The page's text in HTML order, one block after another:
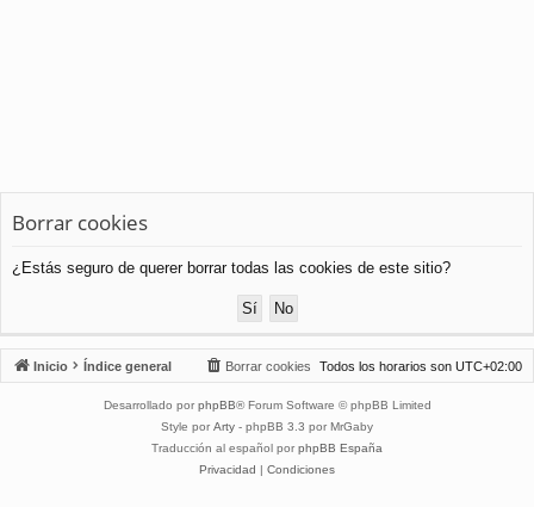
Borrar cookies
¿Estás seguro de querer borrar todas las cookies de este sitio?
Inicio Índice general Todos los horarios son UTC+02:00
Borrar cookies
Desarrollado por phpBB® Forum Software © phpBB Limited
Style por Arty - phpBB 3.3 por MrGaby
Traducción al español por phpBB España
Privacidad | Condiciones